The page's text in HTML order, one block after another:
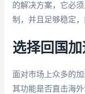
的解决方案，它必
制，并且足够稳定
选择回国
面对市场上众多的
其功能是否直击海